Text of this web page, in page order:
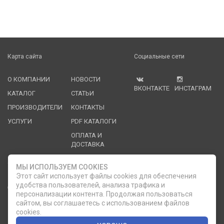
Карта сайта
О КОМПАНИИ
КАТАЛОГ
ПРОИЗВОДИТЕЛИ
УСЛУГИ
НОВОСТИ
СТАТЬИ
КОНТАКТЫ
PDF КАТАЛОГИ
ОПЛАТА И
ДОСТАВКА
Социальные сети
ВКОНТАКТЕ ИНСТАГРАМ
Служба клиентской поддержки
ОБРАТНЫЙ ЗВОНОК phone
8 (812) 335-21-16
8 (812) 335-21-17 7 (911) 947-43-48
МЫ ИСПОЛЬЗУЕМ COOKIES
Этот сайт использует файлы cookies для обеспечения
удобства пользователей, анализа трафика и
персонализации контента. Продолжая пользоваться
сайтом, вы соглашаетесь с использованием файлов
cookies.